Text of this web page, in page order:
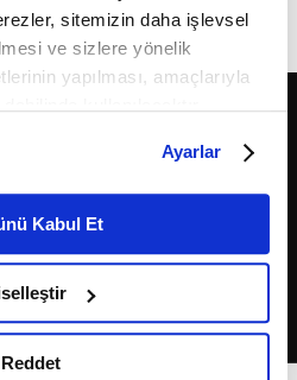
sitemizin daha işlevsel
ve sizlere yönelik
yapılması, amaçlarıyla
ilişkin detaylı bilgi için
Çerez Bilgilendirme
Korunması Kanunu uyarınca
kapsamında
faaliyetleri ile ilgili daha
tıklayınız.
Ayarlar
Kabul Et
Reddet
saklıdır.